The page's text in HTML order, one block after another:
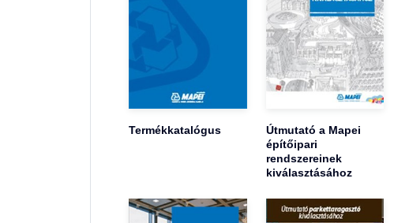
Termékkatalógus
Útmutató a Mapei
építőipari
rendszereinek
kiválasztásához